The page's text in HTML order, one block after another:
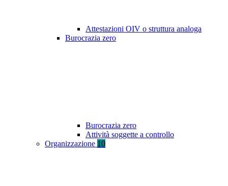
Attestazioni OIV o struttura analoga
Burocrazia zero
Burocrazia zero
Attività soggette a controllo
Organizzazione 10